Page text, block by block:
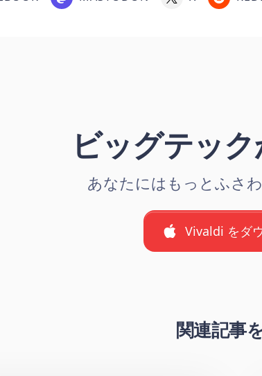
ビッグテッ
あなたにはもっとふさ
Vivaldi をダ
関連記事